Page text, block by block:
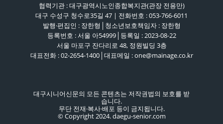
협력기관 : 대구광역시노인종합복지관(관장 전용만)
대구 수성구 청수로35길 47 | 전화번호 : 053-766-6011
발행·편집인 : 장한형│청소년보호책임자 : 장한형
등록번호 : 서울 아54999│등록일 : 2023-08-22
서울 마포구 잔다리로 48, 정원빌딩 3층
대표전화 : 02-2654-1400│대표메일 : one@mainage.co.kr
대구시니어신문의 모든 콘텐츠는 저작권법의 보호를 받
습니다.
무단 전재·복사·배포 등이 금지됩니다.
© Copyright 2024. daegu-senior.com